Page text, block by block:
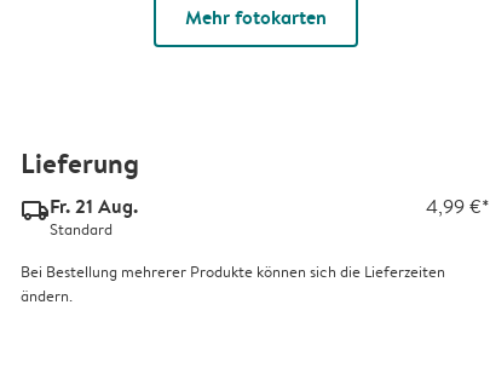
Mehr fotokarten
Lieferung
delivery_standard_v2Fr. 21 Aug. 4,99 €*
Standard
Bei Bestellung mehrerer Produkte können sich die Lieferzeiten
ändern.